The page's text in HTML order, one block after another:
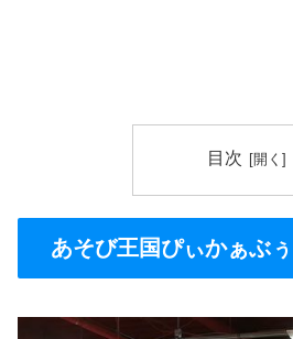
目次
あそび王国ぴぃかぁぶぅ